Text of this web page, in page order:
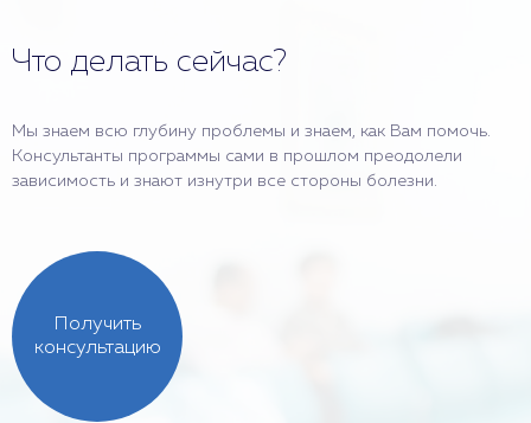
Что делать сейчас?
Мы знаем всю глубину проблемы и знаем, как Вам помочь.
Консультанты программы сами в прошлом преодолели
зависимость и знают изнутри все стороны болезни.
Получить
консультацию